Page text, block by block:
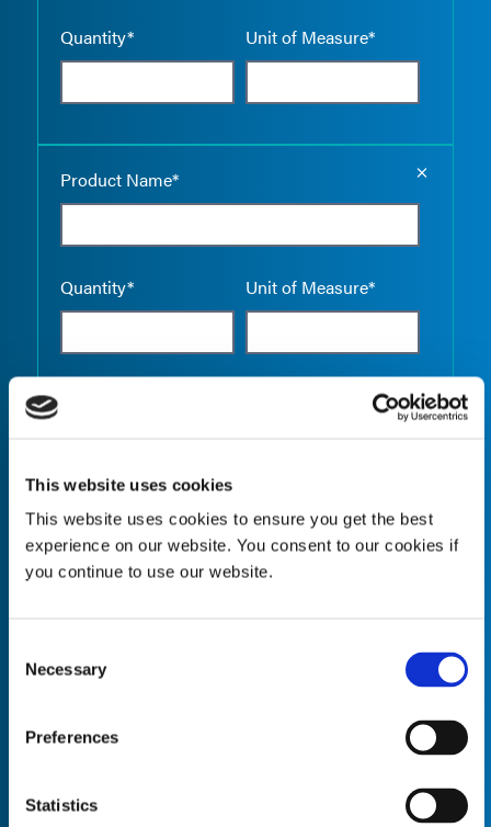
This website uses cookies
This website uses cookies to ensure you get the best
experience on our website. You consent to our cookies if
you continue to use our website.
Selection
Necessary
Preferences
Statistics
Quantity* Unit of Measure*
Product Name*
Quantity* Unit of Measure*
Quantity* Unit of Measure*
Empty
Product Name* Empty